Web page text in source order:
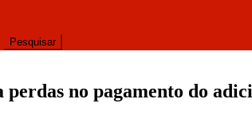
perdas no pagamento do